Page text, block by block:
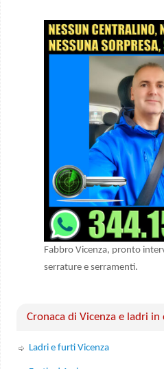
Fabbro Vicenza, pronto
serrature e serramenti.
Cronaca di Vicenza e ladri in
Ladri e furti Vicenza